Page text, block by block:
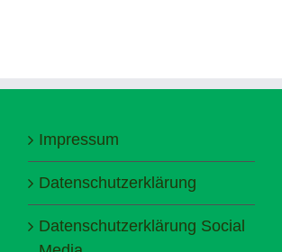
Impressum
Datenschutzerklärung
Datenschutzerklärung Social